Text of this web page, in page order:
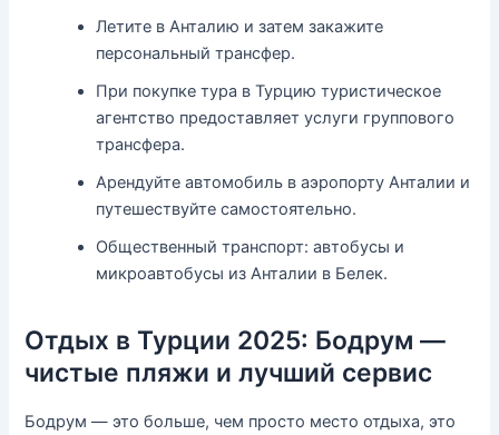
Летите в Анталию и затем закажите
персональный трансфер.
При покупке тура в Турцию туристическое
агентство предоставляет услуги группового
трансфера.
Арендуйте автомобиль в аэропорту Анталии и
путешествуйте самостоятельно.
Общественный транспорт: автобусы и
микроавтобусы из Анталии в Белек.
Отдых в Турции 2025: Бодрум —
чистые пляжи и лучший сервис
Бодрум — это больше, чем просто место отдыха, это